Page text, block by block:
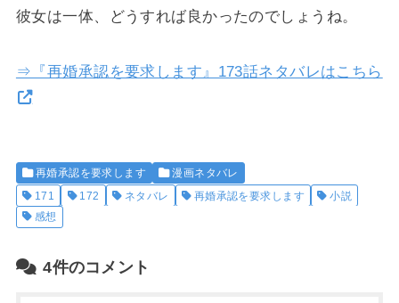
彼女は一体、どうすれば良かったのでしょうね。
⇒『再婚承認を要求します』173話ネタバレはこちら
再婚承認を要求します
漫画ネタバレ
171
172 ネタバレ 再婚承認を要求します
小説
感想
4件のコメント